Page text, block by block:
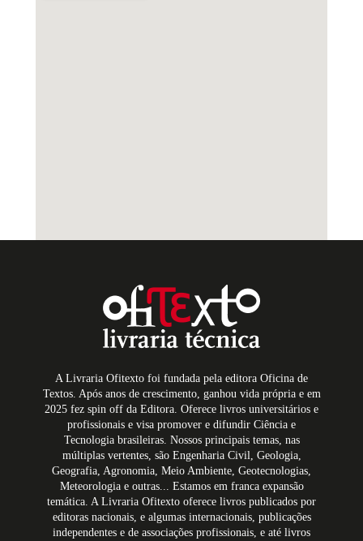
A Livraria Ofitexto foi fundada pela editora Oficina de
Textos. Após anos de crescimento, ganhou vida própria e em
2025 fez spin off da Editora. Oferece livros universitários e
profissionais e visa promover e difundir Ciência e
Tecnologia brasileiras. Nossos principais temas, nas
múltiplas vertentes, são Engenharia Civil, Geologia,
Geografia, Agronomia, Meio Ambiente, Geotecnologias,
Meteorologia e outras... Estamos em franca expansão
temática. A Livraria Ofitexto oferece livros publicados por
editoras nacionais, e algumas internacionais, publicações
independentes e de associações profissionais, e até livros